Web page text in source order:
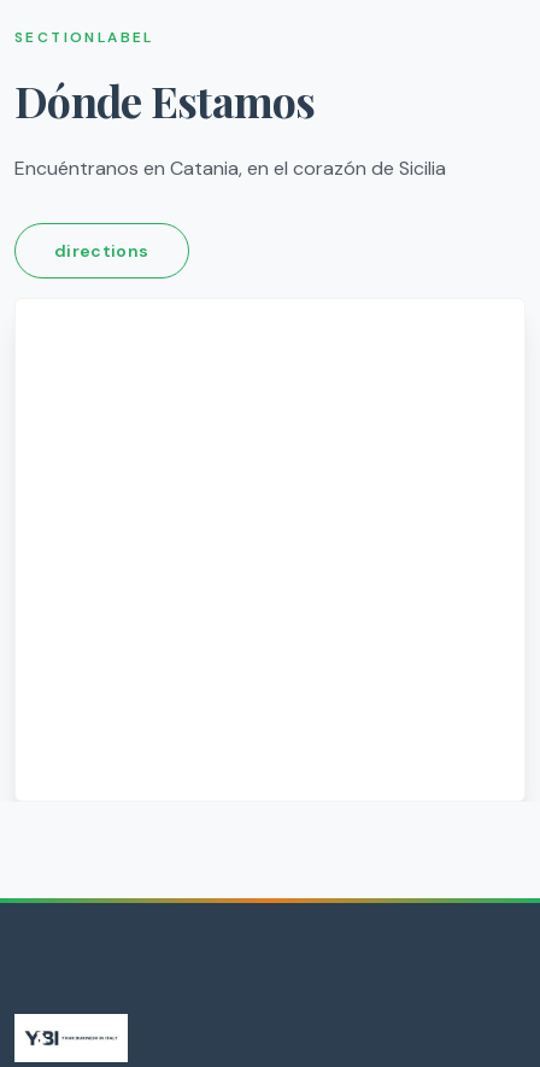
SECTIONLABEL
Dónde Estamos
Encuéntranos en Catania, en el corazón de Sicilia
directions